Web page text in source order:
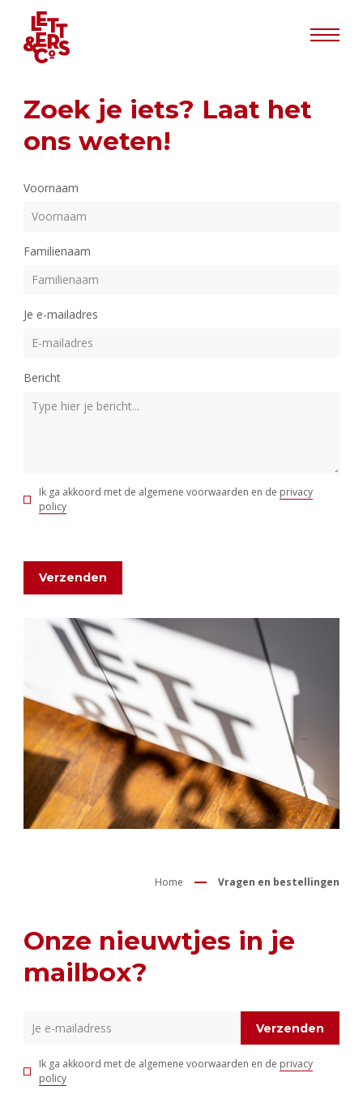
Zoek je iets? Laat het
ons weten!
Voornaam
Familienaam
Je e-mailadres
Bericht
Ik ga akkoord met de algemene voorwaarden en de privacy
policy
Verzenden
Home Vragen en bestellingen
Onze nieuwtjes in je
mailbox?
Verzenden
Ik ga akkoord met de algemene voorwaarden en de privacy
policy